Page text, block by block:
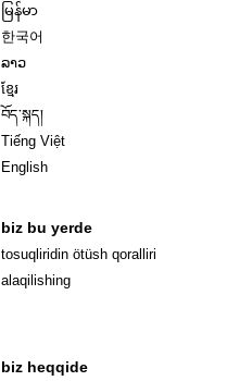
မြန်မာ
한국어
ລາວ
ខ្មែរ
བོད་སྐད།
Tiếng Việt
English
biz bu yerde
tosuqliridin ötüsh qoralliri
alaqilishing
biz heqqide